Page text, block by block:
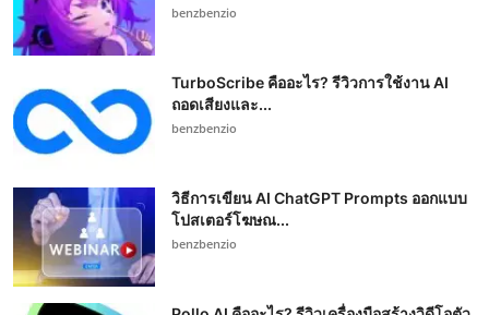
benzbenzio
TurboScribe คืออะไร? รีวิวการใช้งาน AI
ถอดเสียงและ...
benzbenzio
วิธีการเขียน AI ChatGPT Prompts ออกแบบ
โปสเตอร์โฆษณ...
benzbenzio